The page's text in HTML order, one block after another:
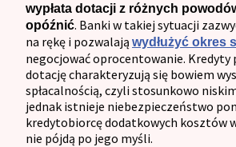
wypłata dotacji z różnych
opóźnić. Banki w takiej sytuacji
na rękę i pozwalają wydłużyć okres
negocjować oprocentowanie. Kredyty
dotację charakteryzują się bowiem
spłacalnością, czyli stosunkowo
jednak istnieje niebezpieczeństwo
kredytobiorcę dodatkowych kosztów
nie pójdą po jego myśli.